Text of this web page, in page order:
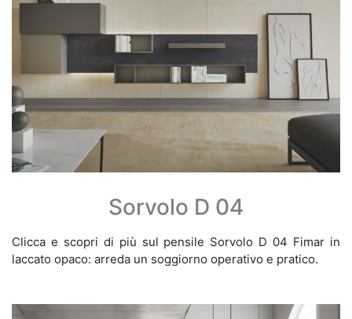
Sorvolo D 04
Clicca e scopri di più sul pensile Sorvolo D 04 Fimar in
laccato opaco: arreda un soggiorno operativo e pratico.